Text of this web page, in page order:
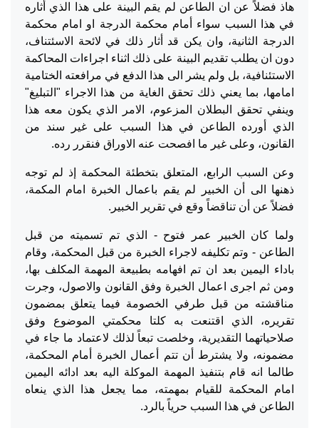
هاذ فضلاً عن ان الطاعن لم يقم البينة على هذا الذي أثاره
في هذا السبب سواء أمام محكمة الدرجة او امام محكمة
الدرجة الثانية، وان يكن قد أثار ذلك في لائحة الاسئتناف،
دون ان يطلب تقديم البينة على ذلك اثناء اجراءات المحاكمة
الاستئنافية، بل ولم يشر الى هذا الدفع في مرافعته الختامية
امامها، بما يعني ذلك تحقق الغاية من هذا الاجراء "التبليغ"
وينفي تحقق البطلان المزعوم، الامر الذي يكون معه هذا
الذي أورده الطاعن في هذا السبب على غير سند من
القانون، وعلى غير ما افصحت عنه الاوراق فنقرر رده.
وعن السبب الرابع، المتعلق بتخطئة المحكمة إذ لم توجه
ذهنها الى أن الخبير لم يقم باعمال الخبرة امام المكمة،
فضلاً عن أن تناقضاً وقع في تقرير الخبير.
ولما كان الخبير عمر فتوح - الذي تم تسميته من قبل
الطاعن - وتم تكليفه لاجراء الخبرة من قبل المحكمة، وقام
باداء اليمين بعد ان تم افهامه بطبيعة المهمة المكلف بها،
ومن ثم اجرى اعمال الخبرة وفق القانون والاصول، وجرت
مناقشته من قبل طرفي الخصومة فيما يتعلق بمضمون
تقريره، الذي اقتنعت به كلتا محكمتي الموضوع وفق
صلاحياتهما التقديرية، وخلصت تبعاً لذلك لاعتماد ما جاء في
مضمونه، ولا يشترط أن تتم أعمال الخبرة أمام المحكمة،
طالما انه قام بتنفيذ المهمة الموكلة اليه بعد ادائه اليمين
امام المحكمة للقيام بمهمته، مما يجعل هذا الذي ينعاه
الطاعن في هذا السبب حرياً بالرد.